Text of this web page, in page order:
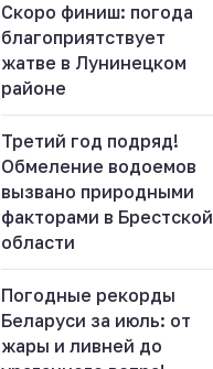
Скоро финиш: погода
благоприятствует
жатве в Лунинецком
районе
Третий год подряд!
Обмеление водоемов
вызвано природными
факторами в Брестской
области
Погодные рекорды
Беларуси за июль: от
жары и ливней до